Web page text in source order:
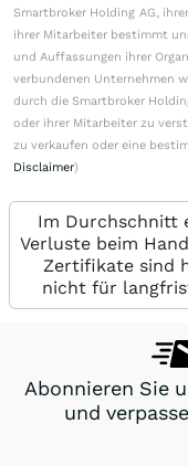
Smartbroker Holding AG,
ihrer Mitarbeiter bestimmt
und Auffassungen ihrer
verbundenen Unternehmen
durch die Smartbroker
oder ihrer Mitarbeiter zu
zu verkaufen oder eine
Disclaimer)
Im Durchschnitt
Verluste beim
Zertifikate sind
nicht für
Abonnieren Sie
und